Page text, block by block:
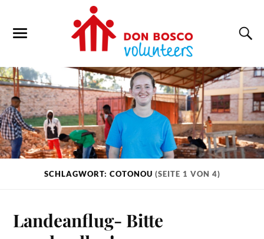
SCHLAGWORT: COTONOU (SEITE 1 VON 4)
Landeanflug- Bitte